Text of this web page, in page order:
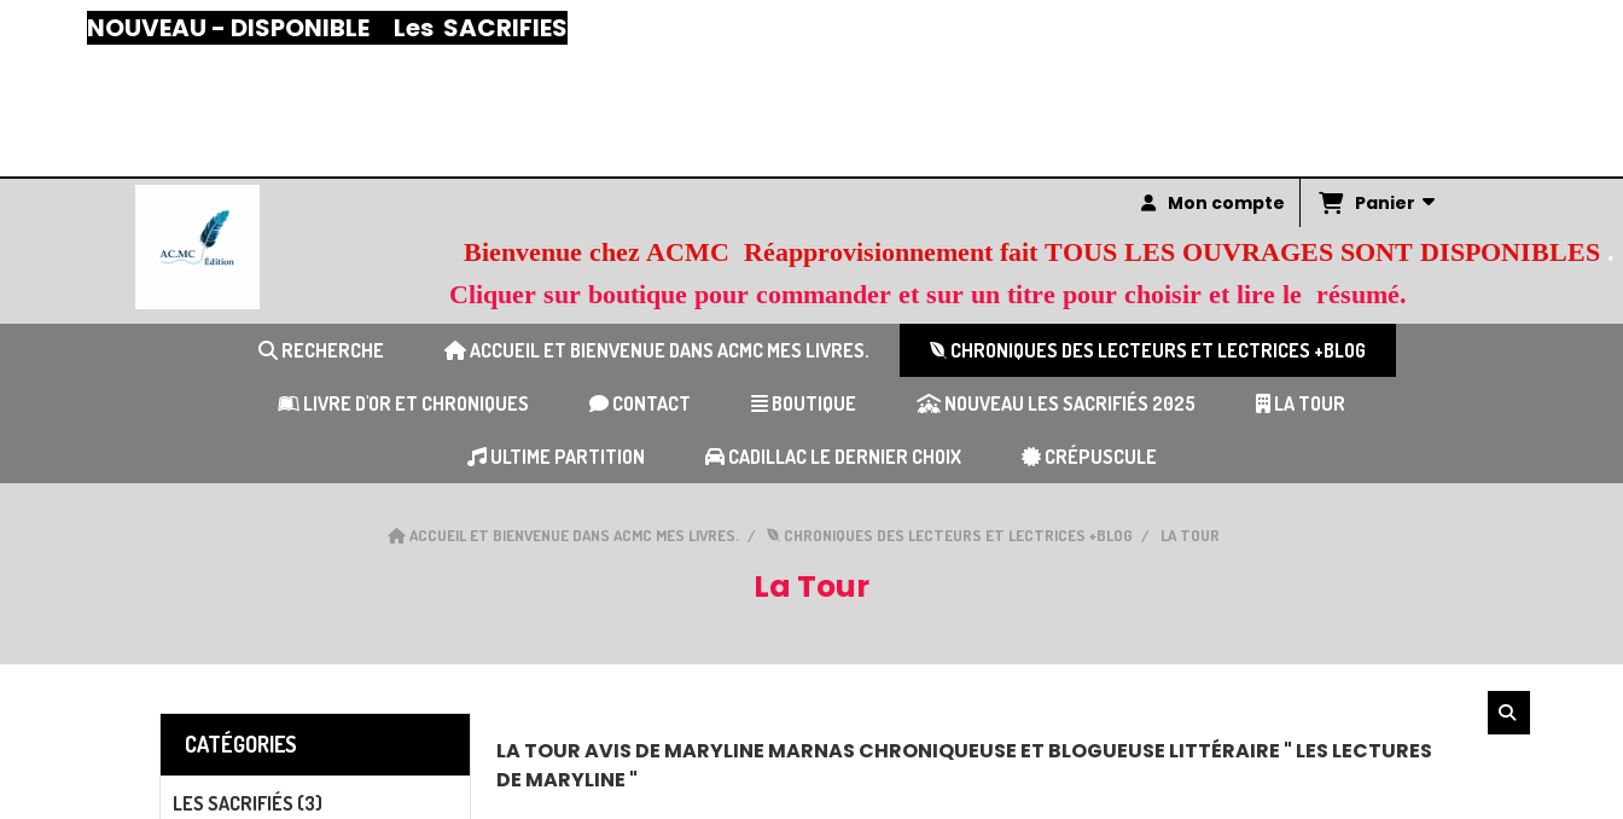
NOUVEAU - DISPONIBLE Les SACRIFIES
Bienvenue chez ACMC Réapprovisionnement fait TOUS LES OUVRAGES SONT DISPONIBLES .
Cliquer sur boutique pour commander et sur un titre pour choisir et lire le résumé.
Mon compte Panier
RECHERCHE ACCUEIL ET BIENVENUE DANS ACMC MES LIVRES. CHRONIQUES DES LECTEURS ET LECTRICES +BLOG
LIVRE D'OR ET CHRONIQUES CONTACT BOUTIQUE NOUVEAU LES SACRIFIÉS 2025 LA TOUR
ULTIME PARTITION CADILLAC LE DERNIER CHOIX CRÉPUSCULE
ACCUEIL ET BIENVENUE DANS ACMC MES LIVRES. CHRONIQUES DES LECTEURS ET LECTRICES +BLOG LA TOUR
La Tour
LA TOUR AVIS DE MARYLINE MARNAS CHRONIQUEUSE ET BLOGUEUSE LITTÉRAIRE " LES LECTURES
DE MARYLINE "
CATÉGORIES
LES SACRIFIÉS (3)
Panneau de gestion des cookies